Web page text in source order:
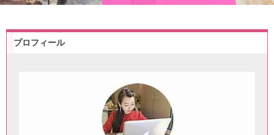
プロフィール